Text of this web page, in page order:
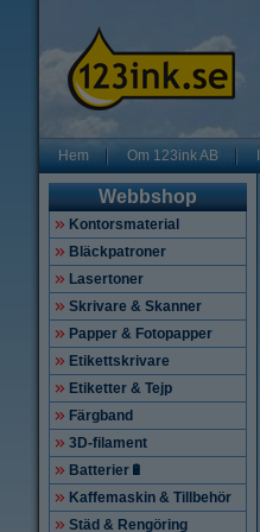
Hem Om 123ink AB
Webbshop
Kontorsmaterial
Bläckpatroner
Lasertoner
Skrivare & Skanner
Papper & Fotopapper
Etikettskrivare
Etiketter & Tejp
Färgband
3D-filament
Batterier🔋
Kaffemaskin & Tillbehör
Städ & Rengöring